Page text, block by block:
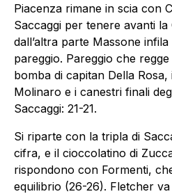
Piacenza rimane in scia con
Saccaggi per tenere avanti
dall’altra parte Massone
pareggio. Pareggio che
bomba di capitan Della
Molinaro e i canestri finali
Saccaggi: 21-21.
Si riparte con la tripla di
cifra, e il cioccolatino di
rispondono con Formenti,
equilibrio (26-26). Fletcher